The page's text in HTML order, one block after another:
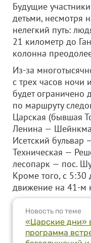
Будущие
детьми, несмотря
нелегкий путь:
21 километр до
колонна
Из-за
с трех часов ночи
будет ограничено
по маршруту
Царская (бывшая
Ленина —
Исетский
Техническая —
лесопарк — пос.
Кроме того, с 5:30
движение на 41-м
Новость по теме
«Царские дни»
программа